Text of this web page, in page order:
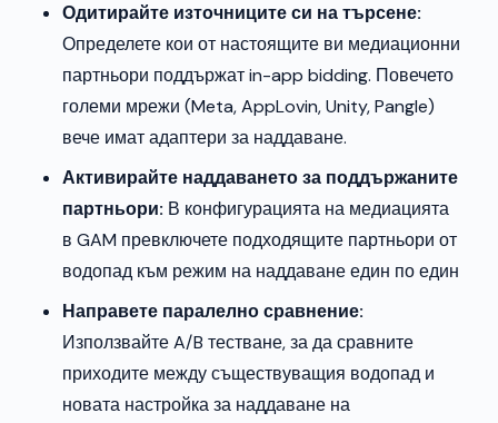
Одитирайте източниците си на търсене:
Определете кои от настоящите ви медиационни
партньори поддържат in-app bidding. Повечето
големи мрежи (Meta, AppLovin, Unity, Pangle)
вече имат адаптери за наддаване.
Активирайте наддаването за поддържаните
партньори: В конфигурацията на медиацията
в GAM превключете подходящите партньори от
водопад към режим на наддаване един по един
Направете паралелно сравнение:
Използвайте A/B тестване, за да сравните
приходите между съществуващия водопад и
новата настройка за наддаване на